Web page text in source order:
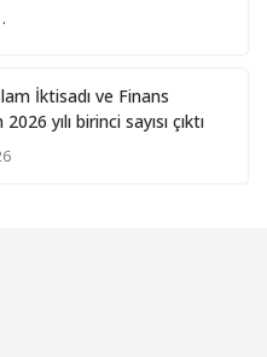
İktisadı ve Finans
yılı birinci sayısı çıktı